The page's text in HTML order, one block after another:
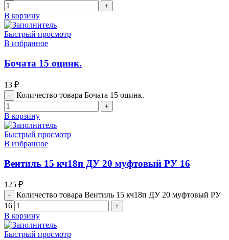
В корзину
Быстрый просмотр
В избранное
Бочата 15 оцинк.
13 ₽
Количество товара Бочата 15 оцинк.
В корзину
Быстрый просмотр
В избранное
Вентиль 15 кч18п ДУ 20 муфтовый РУ 16
125 ₽
Количество товара Вентиль 15 кч18п ДУ 20 муфтовый РУ
16
В корзину
Быстрый просмотр